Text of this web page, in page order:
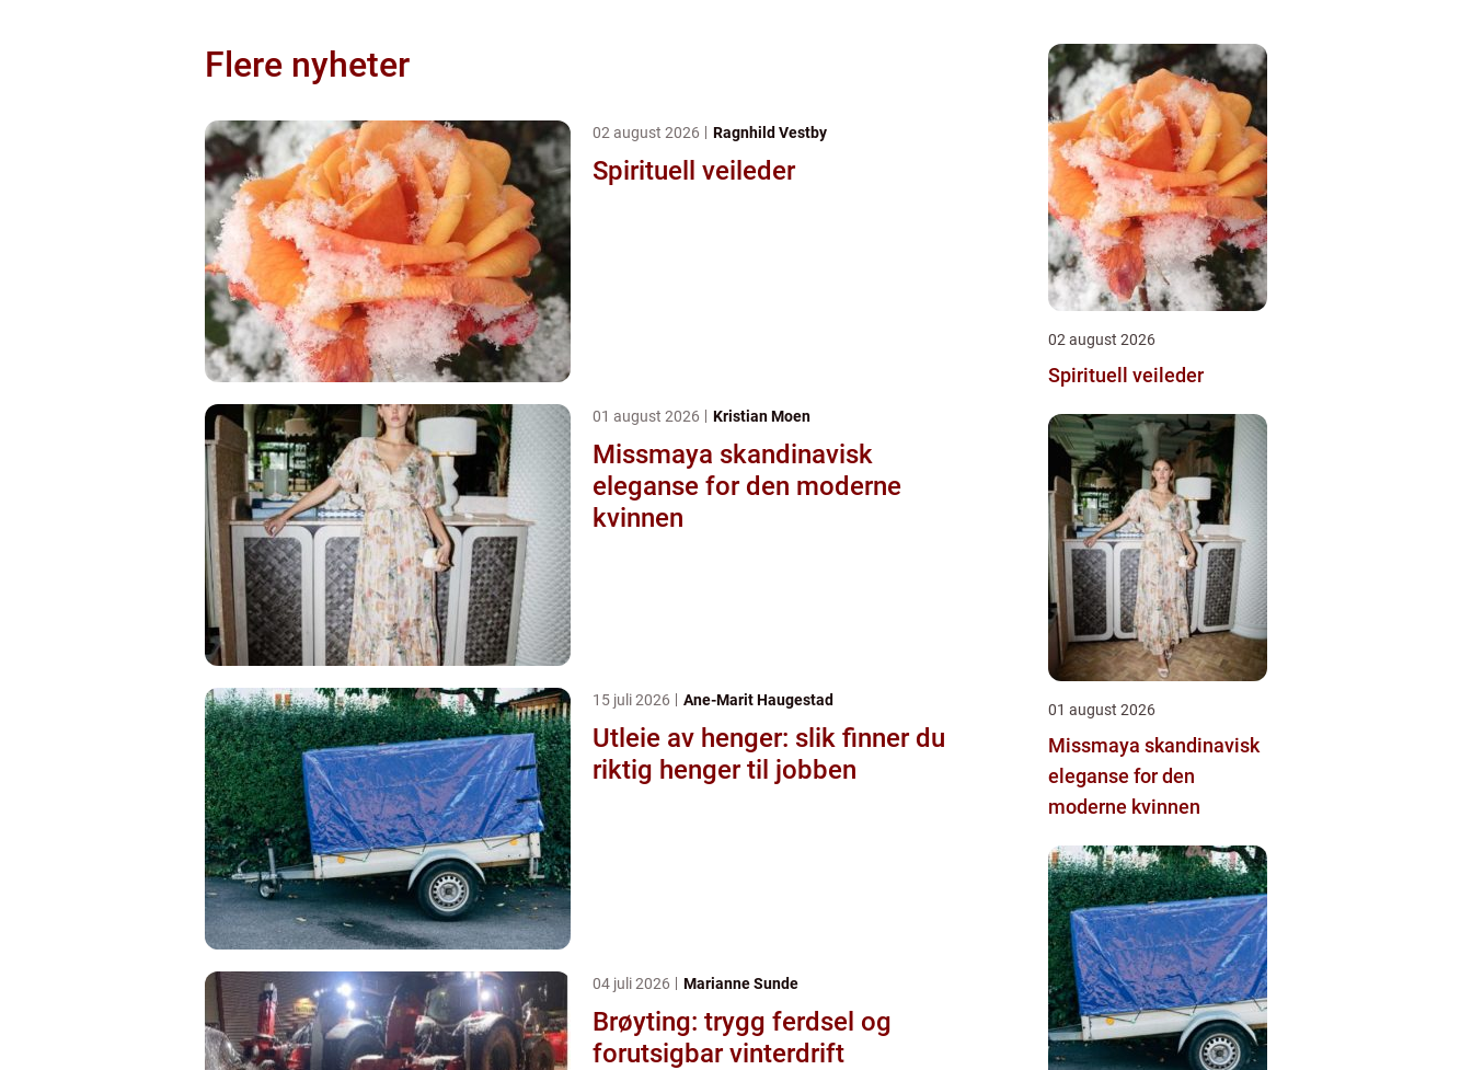
Flere nyheter
02 august 2026 Ragnhild Vestby
Spirituell veileder
01 august 2026 Kristian Moen
Missmaya skandinavisk
eleganse for den moderne
kvinnen
15 juli 2026 Ane-Marit Haugestad
Utleie av henger: slik finner du
riktig henger til jobben
04 juli 2026 Marianne Sunde
Brøyting: trygg ferdsel og
forutsigbar vinterdrift
02 august 2026
Spirituell veileder
01 august 2026
Missmaya skandinavisk
eleganse for den
moderne kvinnen